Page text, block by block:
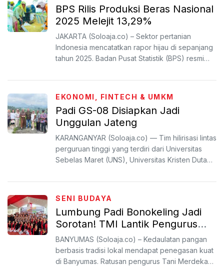
BPS Rilis Produksi Beras Nasional
2025 Melejit 13,29%
JAKARTA (Soloaja.co) – Sektor pertanian
Indonesia mencatatkan rapor hijau di sepanjang
tahun 2025. Badan Pusat Statistik (BPS) resmi
EKONOMI, FINTECH & UMKM
Padi GS-08 Disiapkan Jadi
Unggulan Jateng
KARANGANYAR (Soloaja.co) — Tim hilirisasi lintas
perguruan tinggi yang terdiri dari Universitas
Sebelas Maret (UNS), Universitas Kristen Duta
SENI BUDAYA
Lumbung Padi Bonokeling Jadi
Sorotan! TMI Lantik Pengurus
Wilayah Khusus Adat di
Banyumas
BANYUMAS (Soloaja.co) – Kedaulatan pangan
berbasis tradisi lokal mendapat penegasan kuat
di Banyumas. Ratusan pengurus Tani Merdeka